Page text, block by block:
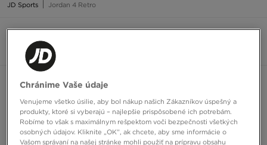
JD Sports Jordan 4 Retro
Zoradiť:Odporúčané
Chránime Vaše údaje
Venujeme všetko úsilie, aby bol nákup našich Zákazníkov úspešný a
produkty, ktoré si vyberajú – najlepšie prispôsobené ich potrebám.
Robíme to však s maximálnym rešpektom voči bezpečnosti všetkých
osobných údajov. Kliknite „OK”, ak chcete, aby sme informácie o
Vašom správaní na našej stránke mohli použiť na prípravu obsahu